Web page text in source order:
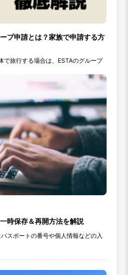
プ申請とは？家族で申請する方
で旅行する場合は、ESTAのグループ
時保存＆再開方法を解説
スポートの番号や個人情報などの入